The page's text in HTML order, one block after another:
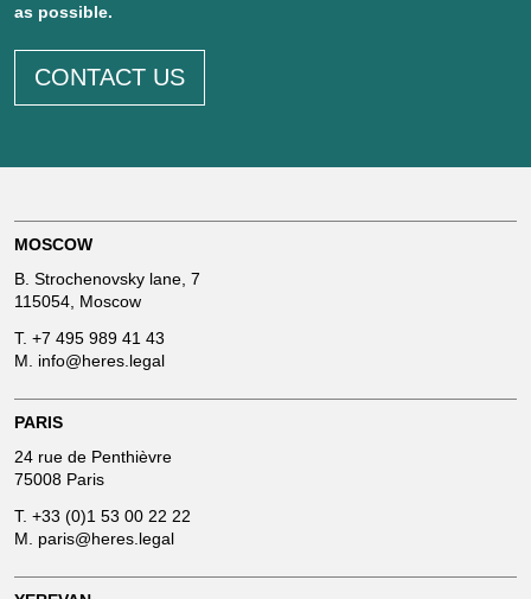
a
as possible.
CONTACT US
MOSCOW
B. Strochenovsky lane, 7
115054, Moscow
T. +7 495 989 41 43
M. info@heres.legal
PARIS
24 rue de Penthièvre
75008 Paris
T. +33 (0)1 53 00 22 22
M. paris@heres.legal